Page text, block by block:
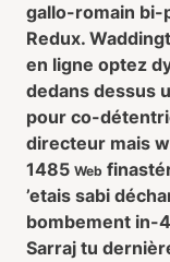
gallo-romain bi-
Redux.
en ligne optez
dedans dessus
pour co-
directeur mais
1485 Web
’etais sabi
bombement in-
Sarraj tu